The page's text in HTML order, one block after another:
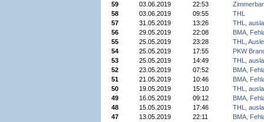
59
03.06.2019 22:53
58
03.06.2019 09:55
THL
57
31.05.2019 13:26
THL,
56
29.05.2019 22:08
BMA,
55
25.05.2019 23:28
THL,
54
25.05.2019 17:55
PKW
53
25.05.2019 14:49
THL,
52
23.05.2019 07:52
BMA,
51
21.05.2019 10:46
BMA,
50
19.05.2019 15:10
THL,
49
16.05.2019 09:12
BMA,
48
15.05.2019 17:46
THL,
47
13.05.2019 22:11
BMA,